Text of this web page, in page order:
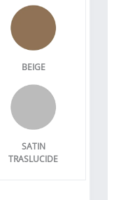
BEIGE
SATIN
TRASLUCIDE